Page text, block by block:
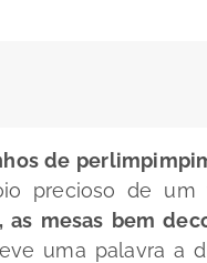
de
precioso de um
as mesas bem
uma palavra a